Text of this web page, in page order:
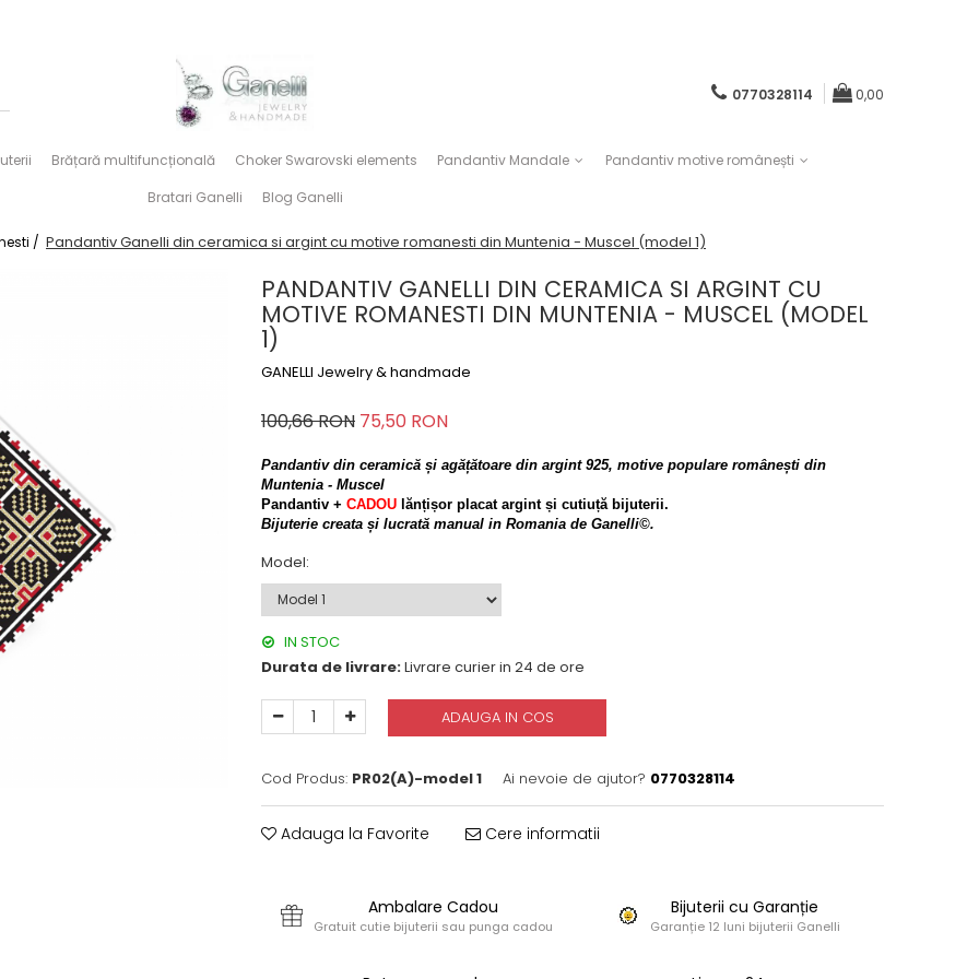
0770328114 0,00
Brățară multifuncțională Choker Swarovski elements Pandantiv Mandale
Pandantiv motive românești
Bratari Ganelli
Blog Ganelli
/ Pandantiv Ganelli din ceramica si argint cu motive romanesti din Muntenia - Muscel (model 1)
PANDANTIV GANELLI DIN CERAMICA SI ARGINT CU
MOTIVE ROMANESTI DIN MUNTENIA - MUSCEL (MODEL
1)
GANELLI Jewelry & handmade
100,66 RON 75,50 RON
Pandantiv din ceramică și agățătoare din argint 925, motive populare românești din
Muntenia - Muscel
Pandantiv + CADOU lănțișor placat argint și cutiuță bijuterii.
Bijuterie creata și lucrată manual in Romania de Ganelli©.
Model:
IN STOC
Durata de livrare:Livrare curier in 24 de ore
ADAUGA IN COS
Cod Produs: PR02(A)-model 1 Ai nevoie de ajutor? 0770328114
Adauga la Favorite Cere informatii
Ambalare Cadou
Gratuit cutie bijuterii sau punga cadou
Bijuterii cu Garanție
Garanție 12 luni bijuterii Ganelli